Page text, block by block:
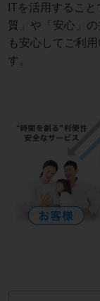
ITを活用するこ
質」や「安心」
も安心してご利
す。